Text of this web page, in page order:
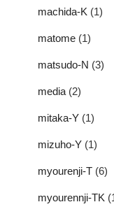
machida-K (1)
matome (1)
matsudo-N (3)
media (2)
mitaka-Y (1)
mizuho-Y (1)
myourenji-T (6)
myourennji-TK